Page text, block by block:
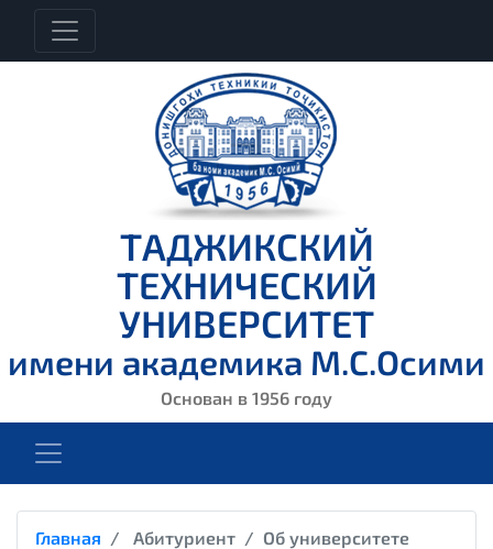
ТАДЖИКСКИЙ
ТЕХНИЧЕСКИЙ
УНИВЕРСИТЕТ
имени академика М.С.Осими
Основан в 1956 году
Главная Абитуриент Об университете